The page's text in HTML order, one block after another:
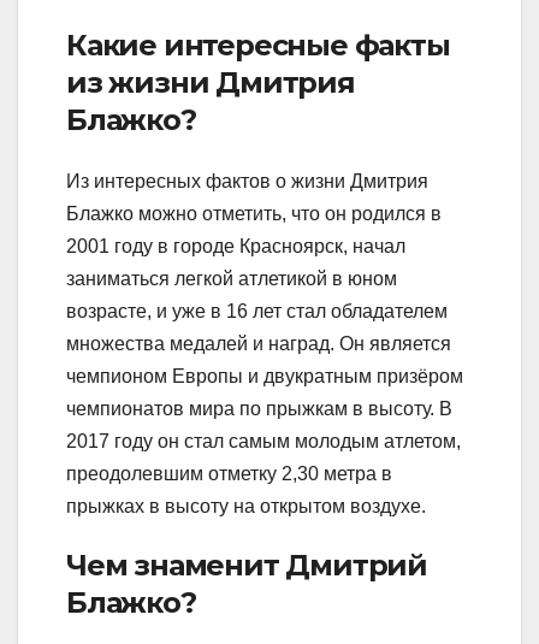
Какие интересные факты
из жизни Дмитрия
Блажко?
Из интересных фактов о жизни Дмитрия
Блажко можно отметить, что он родился в
2001 году в городе Красноярск, начал
заниматься легкой атлетикой в юном
возрасте, и уже в 16 лет стал обладателем
множества медалей и наград. Он является
чемпионом Европы и двукратным призёром
чемпионатов мира по прыжкам в высоту. В
2017 году он стал самым молодым атлетом,
преодолевшим отметку 2,30 метра в
прыжках в высоту на открытом воздухе.
Чем знаменит Дмитрий
Блажко?